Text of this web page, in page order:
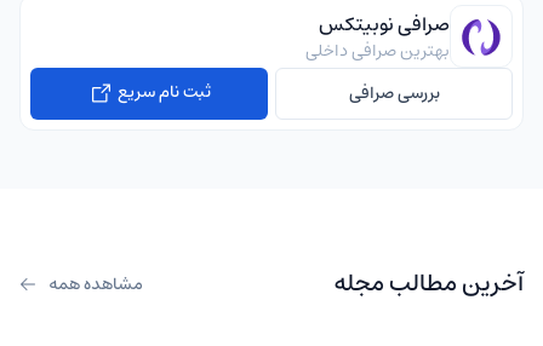
صرافی نوبیتکس
بهترین صرافی داخلی
بررسی صرافی
ثبت نام سریع
آخرین مطالب مجله مشاهده همه